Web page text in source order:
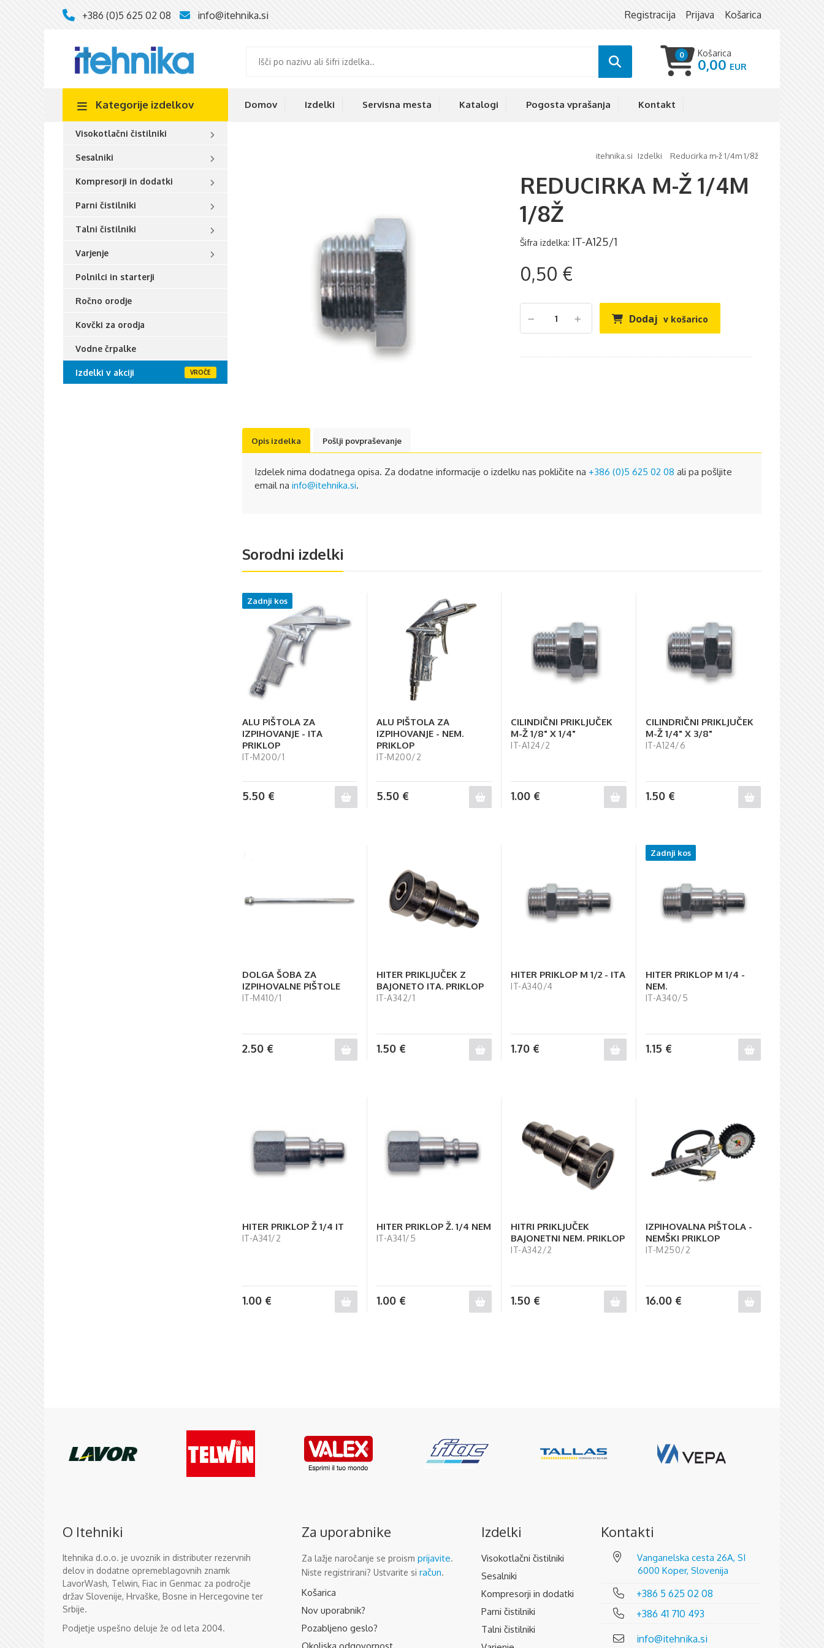
+386 (0)5 625 02 08 info@itehnika.si Registracija Prijava Košarica
Košarica
0
0,00
Kategorije izdelkov
Visokotlačni čistilniki
Sesalniki
Kompresorji in dodatki
Parni čistilniki
Talni čistilniki
Varjenje
Polnilci in starterji
Ročno orodje
Kovčki za orodja
Vodne črpalke
Izdelki v akciji
Domov Izdelki Servisna mesta Katalogi Pogosta vprašanja Kontakt
itehnika.si izdelki reducirka m-ž 1/4m 1/8ž
REDUCIRKA M-Ž 1/4M
1/8Ž
Šifra izdelka: IT-A125/1
0,50 €
Dodaj v košarico
Opis izdelka Pošlji povpraševanje
Izdelek nima dodatnega opisa. Za dodatne informacije o izdelku nas pokličite na +386 (0)5 625 02 08 ali pa pošljite
email na info@itehnika.si.
Sorodni izdelki
Zadnji kos
ALU PIŠTOLA ZA
IZPIHOVANJE - ITA
PRIKLOP
IT-M200/1
5.50 €
ALU PIŠTOLA ZA
IZPIHOVANJE - NEM.
PRIKLOP
IT-M200/2
5.50 €
CILINDIČNI PRIKLJUČEK
M-Ž 1/8" X 1/4"
IT-A124/2
1.00 €
CILINDRIČNI PRIKLJUČEK
M-Ž 1/4" X 3/8"
IT-A124/6
1.50 €
DOLGA ŠOBA ZA
IZPIHOVALNE PIŠTOLE
IT-M410/1
2.50 €
HITER PRIKLJUČEK Z
BAJONETO ITA. PRIKLOP
IT-A342/1
1.50 €
HITER PRIKLOP M 1/2 - ITA
IT-A340/4
1.70 €
Zadnji kos
HITER PRIKLOP M 1/4 -
NEM.
IT-A340/5
1.15 €
HITER PRIKLOP Ž 1/4 IT
IT-A341/2
1.00 €
HITER PRIKLOP Ž. 1/4 NEM
IT-A341/5
1.00 €
HITRI PRIKLJUČEK
BAJONETNI NEM. PRIKLOP
IT-A342/2
1.50 €
IZPIHOVALNA PIŠTOLA -
NEMŠKI PRIKLOP
IT-M250/2
16.00 €
O Itehniki
Itehnika d.o.o. je uvoznik in distributer rezervnih
delov in dodatne opremeblagovnih znamk
LavorWash, Telwin, Fiac in Genmac za področje
držav Slovenije, Hrvaške, Bosne in Hercegovine ter
Srbije.
Podjetje uspešno deluje že od leta 2004.
Za uporabnike
Za lažje naročanje se proism prijavite.
Niste registrirani? Ustvarite si račun.
Košarica
Nov uporabnik?
Pozabljeno geslo?
Izdelki
Visokotlačni čistilniki
Sesalniki
Kompresorji in dodatki
Parni čistilniki
Talni čistilniki
Kontakti
Vanganelska cesta 26A, SI
6000 Koper, Slovenija
+386 5 625 02 08
+386 41 710 493
info@itehnika.si